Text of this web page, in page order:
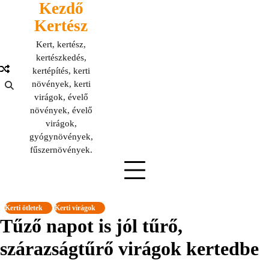
Kezdő
Kertész
Kert, kertész,
kertészkedés,
kertépítés, kerti
növények, kerti
virágok, évelő
növények, évelő
virágok,
gyógynövények,
fűszernövények.
Kerti ötletek Kerti virágok
Tűző napot is jól tűrő,
szárazságtűrő virágok kertedbe